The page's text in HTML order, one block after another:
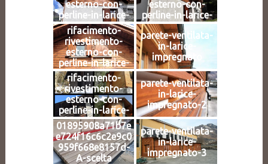
esterno-con-
perline-in-larice-
impregnate-4
esterno-con-
perline-in-larice-
impregnate-3
rifacimento-
rivestimento-
esterno-con-
perline-in-larice-
impregnate-2
parete-ventilata-
in-larice-
impregnato
rifacimento-
rivestimento-
esterno-con-
perline-in-larice-
impregnate-1
parete-ventilata-
in-larice-
impregnato-2
01895908a71b7e
e724f16c6c2e9c0
959f668e8157d-
A-scelta
parete-ventilata-
in-larice-
impregnato-3